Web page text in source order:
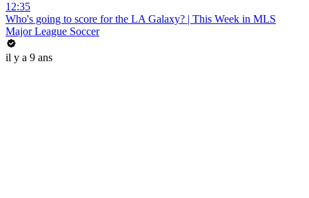
12:35
Who's going to score for the LA Galaxy? | This Week in MLS
Major League Soccer
il y a 9 ans